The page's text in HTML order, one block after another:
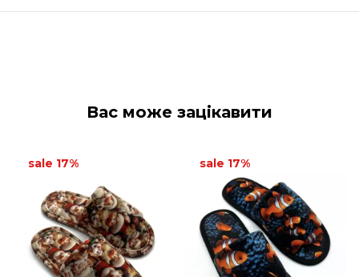
Вас може зацікавити
sale 17% sale 17%